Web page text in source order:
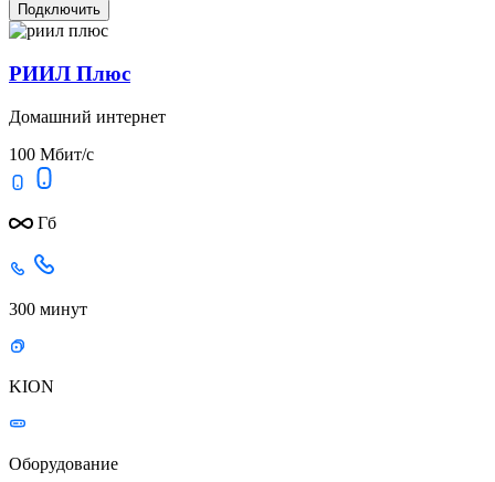
Подключить
РИИЛ Плюс
Домашний интернет
100 Мбит/с
Гб
300 минут
KION
Оборудование